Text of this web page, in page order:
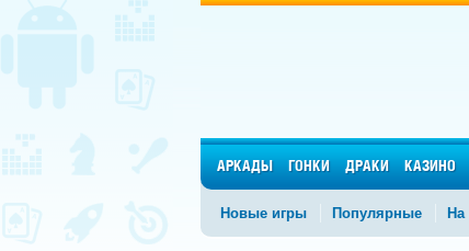
АРКАДЫ ГОНКИ ДРАКИ КАЗИНО
Новые игры Популярные На